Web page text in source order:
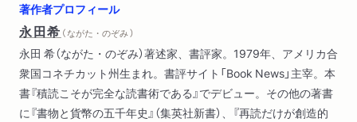
「自前」の考えを作る方法
第三章 読書術は積読術でもある
一冊の本はそれだけでひとつの積読である
読めなくていいし、読まなくてもいい
本を読まない技術
著作者プロフィール
永田希 （ ながた・のぞみ ）
永田 希（ながた・のぞみ）著述家、書評家。1979年、アメリカ合
衆国コネチカット州生まれ。書評サイト「Book News」主宰。本
書『積読こそが完全な読書術である』でデビュー。その他の著書
に『書物と貨幣の五千年史』（集英社新書）、『再読だけが創造的